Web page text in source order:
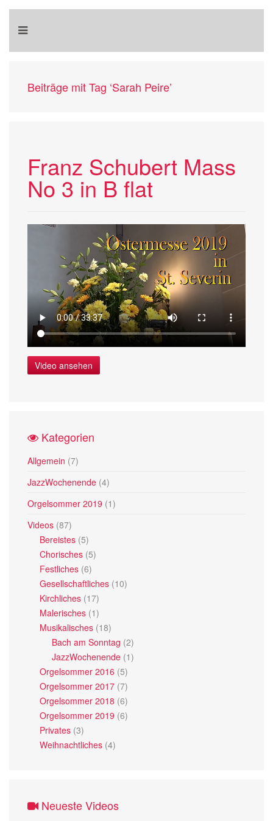
Beiträge mit Tag ‘Sarah Peire’
Franz Schubert Mass
No 3 in B flat
Video ansehen
Kategorien
Allgemein (7)
JazzWochenende (4)
Orgelsommer 2019 (1)
Videos (87)
Bereistes (5)
Chorisches (5)
Festliches (6)
Gesellschaftliches (10)
Kirchliches (17)
Malerisches (1)
Musikalisches (18)
Bach am Sonntag (2)
JazzWochenende (1)
Orgelsommer 2016 (5)
Orgelsommer 2017 (7)
Orgelsommer 2018 (6)
Orgelsommer 2019 (6)
Privates (3)
Weihnachtliches (4)
Neueste Videos